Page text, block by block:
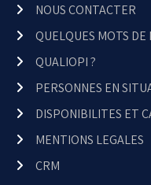
NOUS CONTACTER
QUELQUES MOTS DE
QUALIOPI ?
PERSONNES EN
DISPONIBILITES ET
MENTIONS LEGALES
CRM